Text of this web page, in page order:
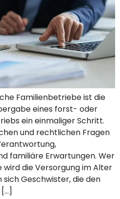
Familienbetriebe ist die
eines forst- oder
ein einmaliger Schritt.
und rechtlichen Fragen
familiäre Erwartungen. Wer
die Versorgung im Alter
Geschwister, die den